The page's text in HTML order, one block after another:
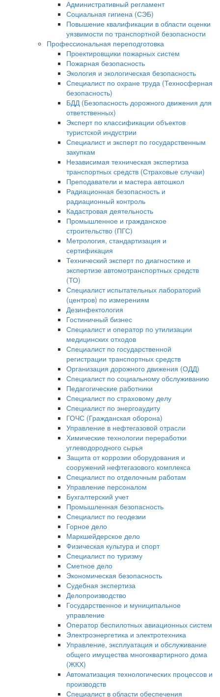
Административный регламент
Социальная гигиена (СЭБ)
Повышение квалификации в области оценки
уязвимости по транспортной безопасности
Профессиональная переподготовка
Проектировщики пожарных систем
Пожарная безопасность
Экология и экологическая безопасность
Специалист по охране труда (Техносферная
безопасность)
БДД (Безопасность дорожного движения для
ответственных)
Эксперт по классификации объектов
туристской индустрии
Специалист и эксперт по государственным
закупкам
Независимая техническая экспертиза
транспортных средств (Страховые случаи)
Преподаватели и мастера автошкол
Радиационная безопасность и
радиационный контроль
Кадастровая деятельность
Промышленное и гражданское
строительство (ПГС)
Метрология, стандартизация и
сертификация
Технический эксперт по диагностике и
экспертизе автомотранспортных средств
(ТО)
Специалист испытательных лабораторий
(центров) по измерениям
Дезинфектология
Гостиничный бизнес
Специалист и оператор по утилизации
медицинских отходов
Специалист по государственной
регистрации транспортных средств
Организация дорожного движения (ОДД)
Специалист по социальному обслуживанию
Педагогические работники
Специалист по страховому делу
Специалист по энергоаудиту
ГОЧС (Гражданская оборона)
Управление в нефтегазовой отрасли
Химические технологии переработки
углеводородного сырья
Защита от коррозии оборудования и
сооружений нефтегазового комплекса
Специалист по отделочным работам
Управление персоналом
Бухгалтерский учет
Промышленная безопасность
Специалист по геодезии
Горное дело
Маркшейдерское дело
Физическая культура и спорт
Специалист по туризму
Сметное дело
Экономическая безопасность
Судебная экспертиза
Делопроизводство
Государственное и муниципальное
управление
Оператор беспилотных авиационных систем
Электроэнергетика и электротехника
Управление, эксплуатация и обслуживание
общего имущества многоквартирного дома
(ЖКХ)
Автоматизация технологических процессов и
производств
Специалист в области обеспечения